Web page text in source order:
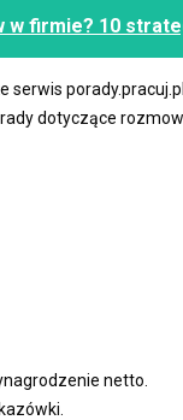
w firmie? 10
serwis
dotyczące
netto.